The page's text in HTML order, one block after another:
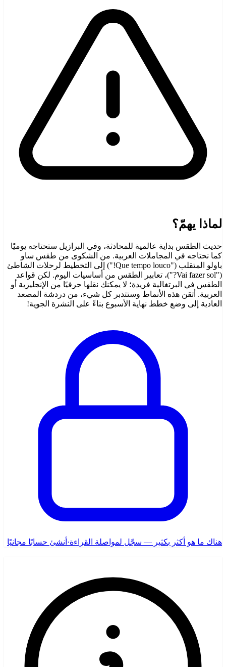
لماذا يهمّ؟
حديث الطقس بداية عالمية للمحادثة، وفي البرازيل ستحتاجه يوميًا
كما نحتاجه في المجاملات العربية. من الشكوى من طقس ساو
باولو المتقلب ("Que tempo louco!") إلى التخطيط لرحلات الشاطئ
("Vai fazer sol?")، تعابير الطقس من أساسيات اليوم. لكن قواعد
الطقس في البرتغالية فريدة؛ لا يمكنك نقلها حرفيًا من الإنجليزية أو
العربية. أتقن هذه الأنماط وستتدبر كل شيء، من دردشة المصعد
العادية إلى وضع خطط نهاية الأسبوع بناءً على النشرة الجوية!
هناك ما هو أكثر بكثير — سجّل لمواصلة القراءة· أنشئ حسابًا مجانيًا